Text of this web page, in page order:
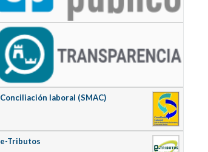
Conciliación laboral (SMAC)
e-Tributos